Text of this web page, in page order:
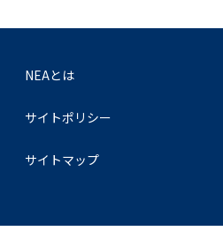
NEAとは
サイトポリシー
サイトマップ